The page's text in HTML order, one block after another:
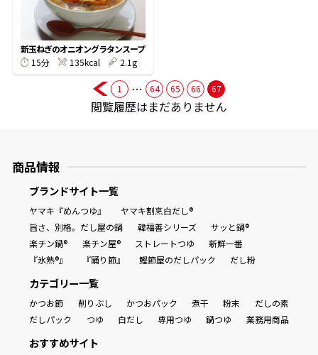
商品情報一覧
氷熟®︎
だしパック
新玉ねぎのオニオングラタンスープ
15分
135kcal 2.1g
1 … 64 65 66 67
閲覧履歴はまだありません
商品情報
ブランドサイト一覧
ヤマキ『めんつゆ』
ヤマキ割烹白だし®
旨さ、別格。だし屋の鍋
韓福善シリーズ
サッと鍋®
楽チン鍋®
楽チン屋® ストレートつゆ
新鮮一番
『氷熟®』
『踊り節』 鰹節屋のだしパック だし粉
カテゴリー一覧
かつお節 削りぶし かつおパック 煮干 粉末
だしの素
だしパック
つゆ 白だし 専用つゆ 鍋つゆ 業務用商品
おすすめサイト